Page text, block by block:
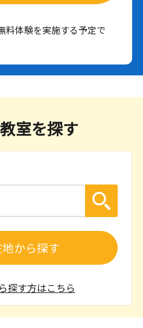
料体験を実施する予定で
室を探す
から探す
探す方はこちら